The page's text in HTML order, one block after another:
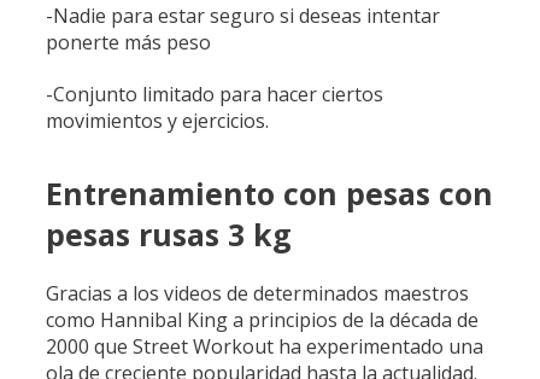
-Nadie para estar seguro si deseas intentar
ponerte más peso
-Conjunto limitado para hacer ciertos
movimientos y ejercicios.
Entrenamiento con pesas con
pesas rusas 3 kg
Gracias a los videos de determinados maestros
como Hannibal King a principios de la década de
2000 que Street Workout ha experimentado una
ola de creciente popularidad hasta la actualidad.